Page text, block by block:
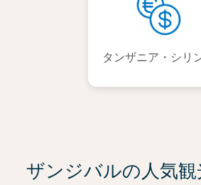
タンザニア・シリ
ザンジバルの人気観